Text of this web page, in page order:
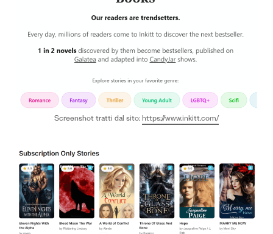
Screenshot tratti dal sito: https://www.inkitt.com/